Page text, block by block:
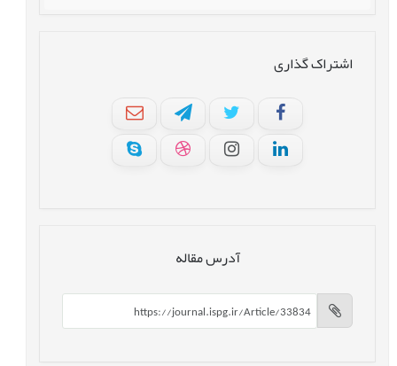
اشتراک گذاری
آدرس مقاله